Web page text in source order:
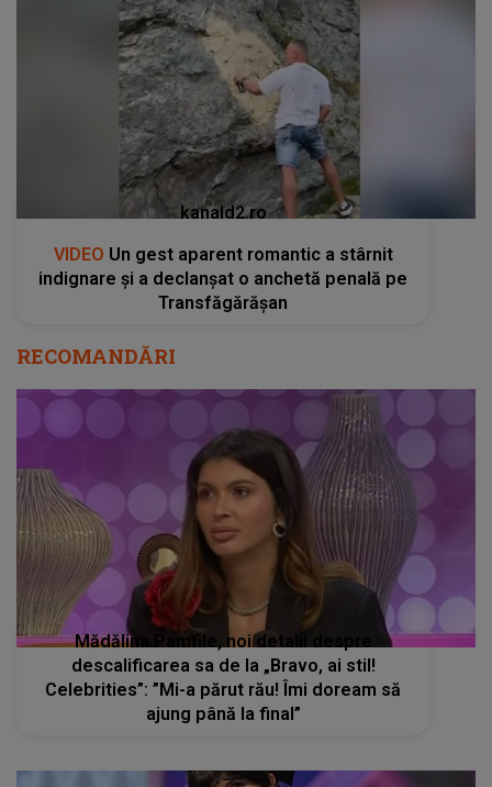
kanald2.ro
VIDEO Un gest aparent romantic a stârnit
indignare și a declanșat o anchetă penală pe
Transfăgărășan
RECOMANDĂRI
Mădălina Pamfile, noi detalii despre
descalificarea sa de la „Bravo, ai stil!
Celebrities”: ”Mi-a părut rău! Îmi doream să
ajung până la final”